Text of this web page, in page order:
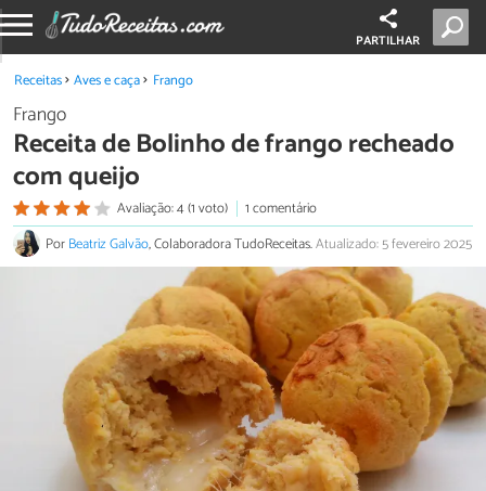
PARTILHAR
Receitas Aves e caça Frango
Frango
Receita de Bolinho de frango recheado
com queijo
Avaliação: 4 (1 voto)
1 comentário
PorBeatriz Galvão, Colaboradora TudoReceitas.Atualizado: 5 fevereiro 2025